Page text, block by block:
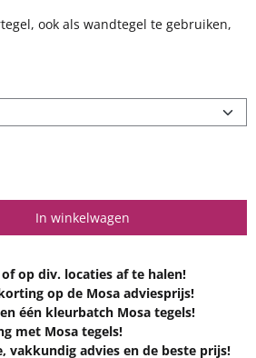
ook als wandtegel te gebruiken,
In winkelwagen
op div. locaties af te halen!
op de Mosa adviesprijs!
één kleurbatch Mosa tegels!
met Mosa tegels!
vakkundig advies en de beste prijs!